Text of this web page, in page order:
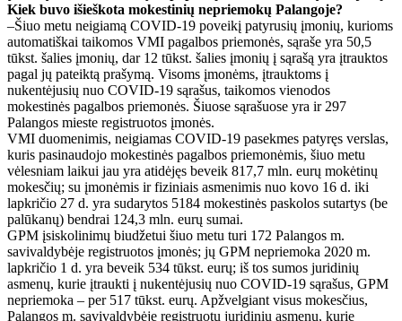
Kiek buvo išieškota mokestinių nepriemokų Palangoje?
–Šiuo metu neigiamą COVID-19 poveikį patyrusių įmonių, kurioms
automatiškai taikomos VMI pagalbos priemonės, sąraše yra 50,5
tūkst. šalies įmonių, dar 12 tūkst. šalies įmonių į sąrašą yra įtrauktos
pagal jų pateiktą prašymą. Visoms įmonėms, įtrauktoms į
nukentėjusių nuo COVID-19 sąrašus, taikomos vienodos
mokestinės pagalbos priemonės. Šiuose sąrašuose yra ir 297
Palangos mieste registruotos įmonės.
VMI duomenimis, neigiamas COVID-19 pasekmes patyręs verslas,
kuris pasinaudojo mokestinės pagalbos priemonėmis, šiuo metu
vėlesniam laikui jau yra atidėjęs beveik 817,7 mln. eurų mokėtinų
mokesčių; su įmonėmis ir fiziniais asmenimis nuo kovo 16 d. iki
lapkričio 27 d. yra sudarytos 5184 mokestinės paskolos sutartys (be
palūkanų) bendrai 124,3 mln. eurų sumai.
GPM įsiskolinimų biudžetui šiuo metu turi 172 Palangos m.
savivaldybėje registruotos įmonės; jų GPM nepriemoka 2020 m.
lapkričio 1 d. yra beveik 534 tūkst. eurų; iš tos sumos juridinių
asmenų, kurie įtraukti į nukentėjusių nuo COVID-19 sąrašus, GPM
nepriemoka – per 517 tūkst. eurų. Apžvelgiant visus mokesčius,
Palangos m. savivaldybėje registruotų juridinių asmenų, kurie